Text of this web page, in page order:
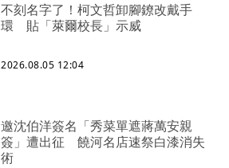
不刻名字了！柯文哲卸腳鐐改戴手
環 貼「萊爾校長」示威
2026.08.05 12:04
邀沈伯洋簽名「秀菜單遮蔣萬安親
簽」遭出征 饒河名店速祭白漆消失
術